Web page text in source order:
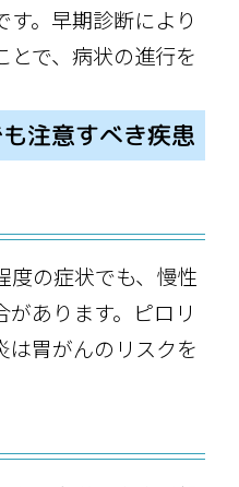
。早期診断により
とで、病状の進行を
注意すべき疾患
度の症状でも、慢性
あります。ピロリ
は胃がんのリスクを